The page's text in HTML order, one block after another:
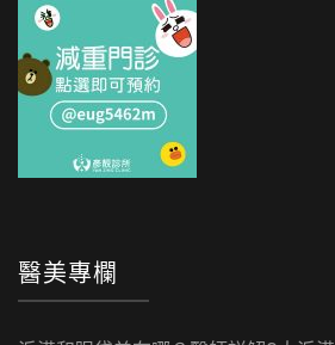
醫美專欄